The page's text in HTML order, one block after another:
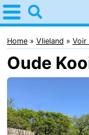
Home
Vlieland
Astuces
les
Nature
Home Vlieland Voir
Oude